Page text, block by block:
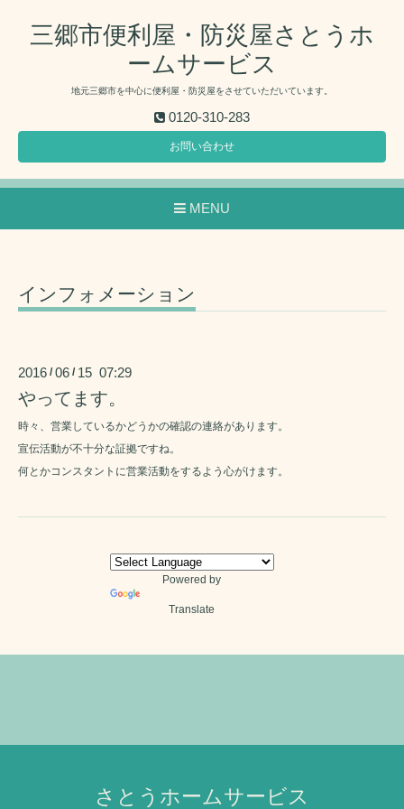
三郷市便利屋・防災屋さとうホ
ームサービス
地元三郷市を中心に便利屋・防災屋をさせていただいています。
0120-310-283
お問い合わせ
MENU
インフォメーション
2016 /06 / 15 07:29
やってます。
時々、営業しているかどうかの確認の連絡があります。
宣伝活動が不十分な証拠ですね。
何とかコンスタントに営業活動をするよう心がけます。
Powered by
Translate
さとうホームサービス